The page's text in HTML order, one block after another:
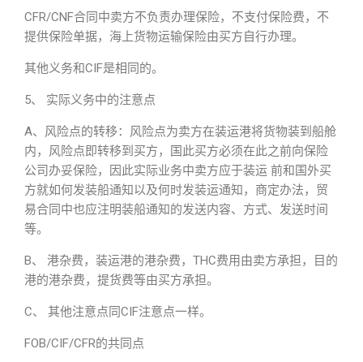
CFR/CNF合同中卖方不负责办理保险，不支付保险费，不
提供保险单据，海上货物运输保险由买方自行办理。
其他义务和CIF是相同的。
5、 实际义务中的注意点
A、风险点的转移：风险点为卖方在装运港将货物装到船舱
内，风险点即转移到买方，国此买方必须在此之前向保险
公司办妥保险，因此实际业务中卖方应于装运 前和国外买
方就如何发装船通知以及何时发装运通知，商定办法，贸
易合同中也应注明装船通知的发送内容、方式、发送时间
等。
B、 港杂费，装运港的港杂费，THC费用由卖方承担，目的
港的港杂费，提货费等由买方承担。
C、 其他注意点同CIF注意点一样。
FOB/CIF/CFR的共同点